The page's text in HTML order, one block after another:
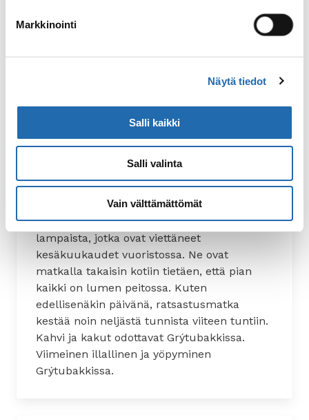
Markkinointi
Näytä tiedot
Salli kaikki
Salli valinta
Vain välttämättömät
myös revontulia. Tämä on upea kokemus
sähkövaloista. Illallinen ja yöpyminen
Päivä 6.
Aamiaisen jälkeen satuloidaan jälleen
hevoset ja lähdetään Trölladalurin kauniista
laaksosta takaisin Grýtubakkiin. Matkalla
nähdään joitakin niistä monista tuhansista
lampaista, jotka ovat viettäneet
kesäkuukaudet vuoristossa. Ne ovat
matkalla takaisin kotiin tietäen, että pian
kaikki on lumen peitossa. Kuten
edellisenäkin päivänä, ratsastusmatka
kestää noin neljästä tunnista viiteen tuntiin.
Kahvi ja kakut odottavat Grýtubakkissa.
Viimeinen illallinen ja yöpyminen
Grýtubakkissa.